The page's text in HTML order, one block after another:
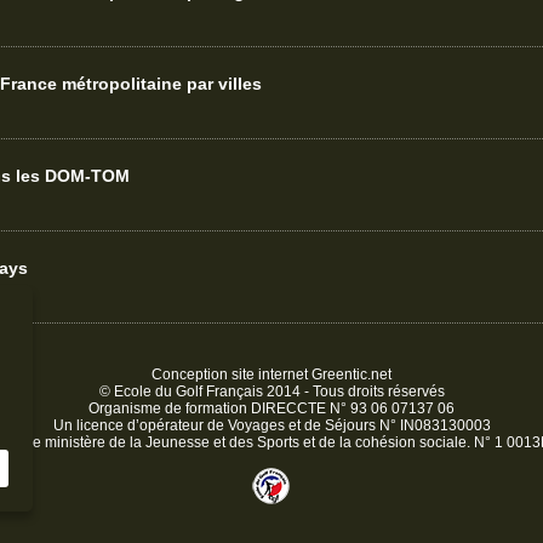
métropolitaine par villes
les DOM-TOM
Conception site internetGreentic.net
© Ecole du Golf Français 2014 - Tous droits réservés
Organisme de formation DIRECCTE N° 93 06 07137 06
Un licence d’opérateur de Voyages et de Séjours N° IN083130003
par le ministère de la Jeunesse et des Sports et de la cohésion sociale. N° 1